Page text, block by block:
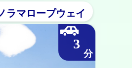
ラマロープウェイ
3